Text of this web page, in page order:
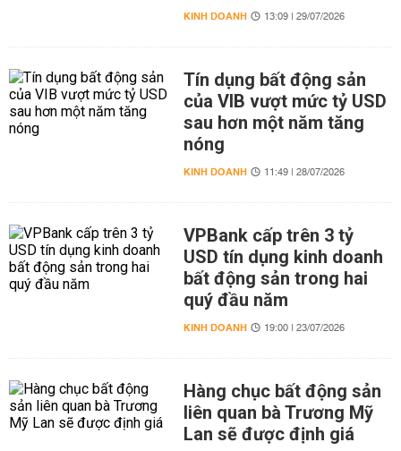
KINH DOANH 13:09 | 29/07/2026
Tín dụng bất động sản
của VIB vượt mức tỷ USD
sau hơn một năm tăng
nóng
KINH DOANH 11:49 | 28/07/2026
VPBank cấp trên 3 tỷ
USD tín dụng kinh doanh
bất động sản trong hai
quý đầu năm
KINH DOANH 19:00 | 23/07/2026
Hàng chục bất động sản
liên quan bà Trương Mỹ
Lan sẽ được định giá